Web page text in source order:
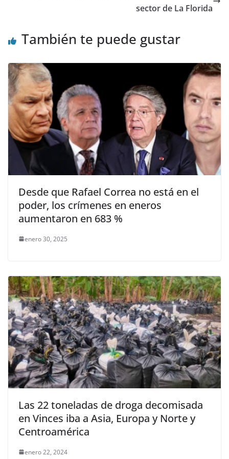
k
n tir
sector de La Florida
También te puede gustar
Desde que Rafael Correa no está en el
poder, los crímenes en eneros
aumentaron en 683 %
enero 30, 2025
Las 22 toneladas de droga decomisada
en Vinces iba a Asia, Europa y Norte y
Centroamérica
enero 22, 2024